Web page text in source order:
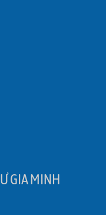
GIA MINH